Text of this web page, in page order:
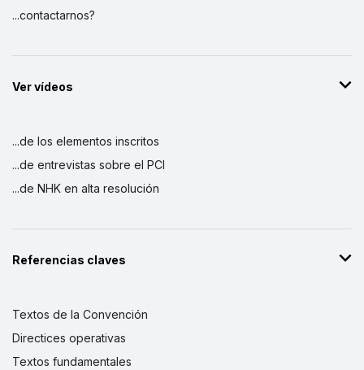
...contactarnos?
Ver vídeos
...de los elementos inscritos
...de entrevistas sobre el PCI
...de NHK en alta resolución
Referencias claves
Textos de la Convención
Directices operativas
Textos fundamentales